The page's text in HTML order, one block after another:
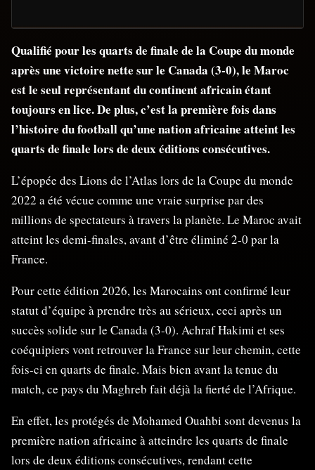
Qualifié pour les quarts de finale de la Coupe du monde
après une victoire nette sur le Canada (3-0), le Maroc
est le seul représentant du continent africain étant
toujours en lice. De plus, c’est la première fois dans
l’histoire du football qu’une nation africaine atteint les
quarts de finale lors de deux éditions consécutives.
L’épopée des Lions de l’Atlas lors de la Coupe du monde
2022 a été vécue comme une vraie surprise par des
millions de spectateurs à travers la planète. Le Maroc avait
atteint les demi-finales, avant d’être éliminé 2-0 par la
France.
Pour cette édition 2026, les Marocains ont confirmé leur
statut d’équipe à prendre très au sérieux, ceci après un
succès solide sur le Canada (3-0). Achraf Hakimi et ses
coéquipiers vont retrouver la France sur leur chemin, cette
fois-ci en quarts de finale. Mais bien avant la tenue du
match, ce pays du Maghreb fait déjà la fierté de l’Afrique.
En effet, les protégés de Mohamed Ouahbi sont devenus la
première nation africaine à atteindre les quarts de finale
lors de deux éditions consécutives, rendant cette